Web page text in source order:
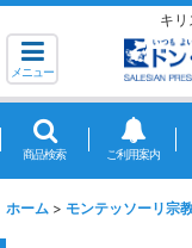
キ
メニュー
商品検索 ご利用案内
ホーム > モンテッソーリ宗